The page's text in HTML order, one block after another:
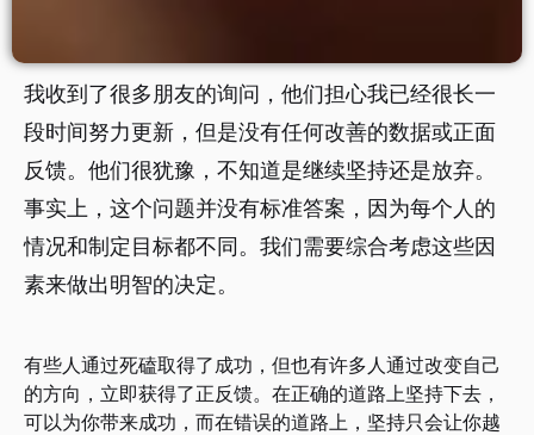
我收到了很多朋友的询问，他们担心我已经很长一
段时间努力更新，但是没有任何改善的数据或正面
反馈。他们很犹豫，不知道是继续坚持还是放弃。
事实上，这个问题并没有标准答案，因为每个人的
情况和制定目标都不同。我们需要综合考虑这些因
素来做出明智的决定。
有些人通过死磕取得了成功，但也有许多人通过改变自己
的方向，立即获得了正反馈。在正确的道路上坚持下去，
可以为你带来成功，而在错误的道路上，坚持只会让你越